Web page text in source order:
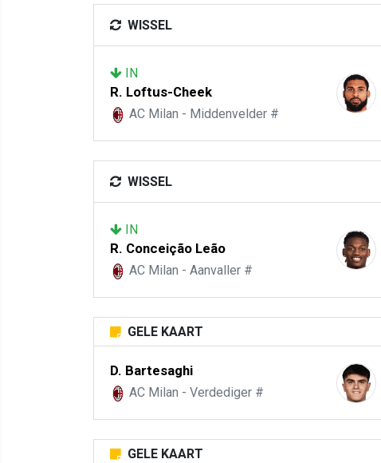
WISSEL
IN
R. Loftus-Cheek
AC Milan - Middenvelder #
WISSEL
IN
R. Conceição Leão
AC Milan - Aanvaller #
GELE KAART
D. Bartesaghi
AC Milan - Verdediger #
GELE KAART